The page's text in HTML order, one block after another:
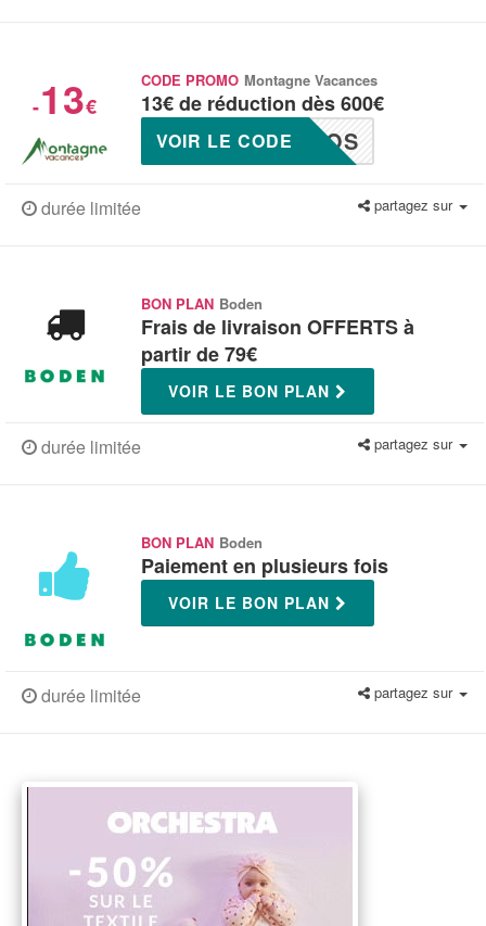
-13€
CODE PROMO Montagne Vacances
13€ de réduction dès 600€
ROS
VOIR LE CODE
durée limitée partagez sur
BON PLAN Boden
Frais de livraison OFFERTS à
partir de 79€
VOIR LE BON PLAN
durée limitée partagez sur
BON PLAN Boden
Paiement en plusieurs fois
VOIR LE BON PLAN
durée limitée partagez sur